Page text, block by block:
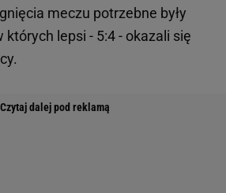
meczu potrzebne były
lepsi - 5:4 - okazali się